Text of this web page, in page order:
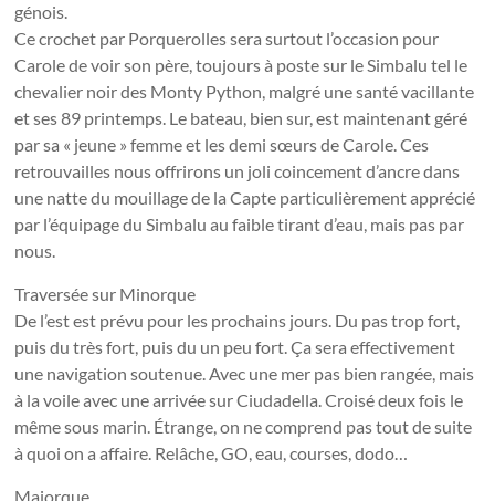
génois.
Ce crochet par Porquerolles sera surtout l’occasion pour
Carole de voir son père, toujours à poste sur le Simbalu tel le
chevalier noir des Monty Python, malgré une santé vacillante
et ses 89 printemps. Le bateau, bien sur, est maintenant géré
par sa « jeune » femme et les demi sœurs de Carole. Ces
retrouvailles nous offrirons un joli coincement d’ancre dans
une natte du mouillage de la Capte particulièrement apprécié
par l’équipage du Simbalu au faible tirant d’eau, mais pas par
nous.
Traversée sur Minorque
De l’est est prévu pour les prochains jours. Du pas trop fort,
puis du très fort, puis du un peu fort. Ça sera effectivement
une navigation soutenue. Avec une mer pas bien rangée, mais
à la voile avec une arrivée sur Ciudadella. Croisé deux fois le
même sous marin. Étrange, on ne comprend pas tout de suite
à quoi on a affaire. Relâche, GO, eau, courses, dodo…
Majorque